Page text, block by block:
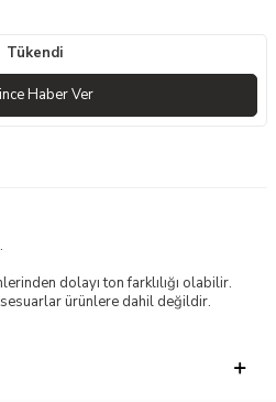
Tükendi
Haber Ver
dolayı ton farklılığı olabilir.
ürünlere dahil değildir.